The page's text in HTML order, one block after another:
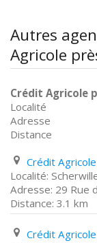
Autres
Agricole
Crédit Agricole
Localité
Adresse
Distance
29 Rue
3.1 km